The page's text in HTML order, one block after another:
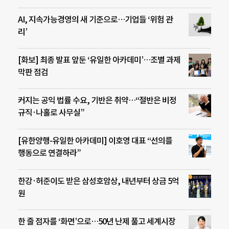
AI, 지속가능경영의 새 기준으로…기업들 ‘위험 관
리’
[화보] 최종 발표 앞둔 ‘유일한 아카데미’…조별 과제
막판 점검
커지는 공익 법률 수요, 기반은 취약…“절반은 비정
규직·나홀로 사무실”
[유한양행-유일한 아카데미] 이호영 대표 “선의를
행동으로 연결하라”
한강·허준이도 받은 삼성호암상, 내년부터 상금 5억
원
한 줄 점자를 ‘화면’으로…50년 난제 풀고 세계시장